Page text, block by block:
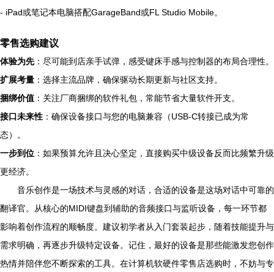
- iPad或笔记本电脑搭配GarageBand或FL Studio Mobile。
零售选购建议
体验为先：尽可能到店亲手试弹，感受键床手感与控制器的布局合理性。
扩展考量 ：选择主流品牌，确保驱动长期更新与社区支持。
捆绑价值 ：关注厂商捆绑的软件礼包，常能节省大量软件开支。
接口未来性 ：确保设备接口与您的电脑兼容（USB-C转接已成为常
态）。
一步到位 ：如果预算允许且决心坚定，直接购买中级设备反而比频繁升级
更经济。
音乐创作是一场技术与灵感的对话，合适的设备是这场对话中可靠的
翻译官。从核心的MIDI键盘到辅助的音频接口与监听设备，每一环节都
影响着创作流程的顺畅度。建议初学者从入门套装起步，随着技能提升与
需求明确，再逐步升级特定设备。记住，最好的设备是那些能激发您创作
热情并陪伴您不断探索的工具。在计算机软硬件零售店选购时，不妨与专